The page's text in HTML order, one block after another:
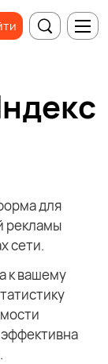
для
рекламы
сети.
к вашему